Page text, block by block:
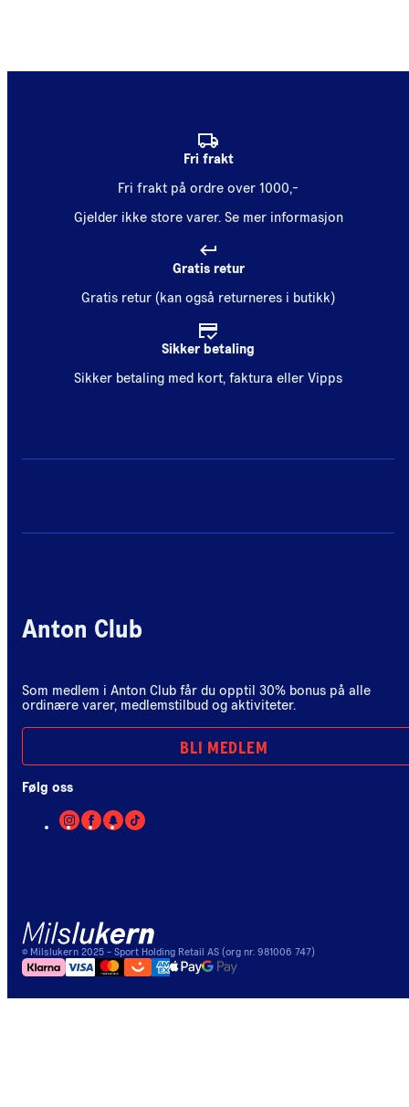
Fri frakt
Fri frakt på ordre over 1000,-
Gjelder ikke store varer. Se mer informasjon
Gratis retur
Gratis retur (kan også returneres i butikk)
Sikker betaling
Sikker betaling med kort, faktura eller Vipps
Anton Club
Som medlem i Anton Club får du opptil 30% bonus på alle
ordinære varer, medlemstilbud og aktiviteter.
BLI MEDLEM
Følg oss
© Milslukern 2025 - Sport Holding Retail AS (org nr. 981006 747)